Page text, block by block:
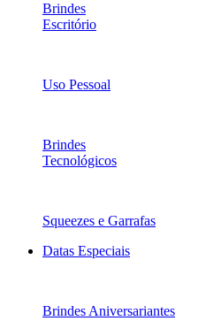
Brindes
Escritório
Uso Pessoal
Brindes
Tecnológicos
Squeezes e Garrafas
Datas Especiais
Brindes Aniversariantes